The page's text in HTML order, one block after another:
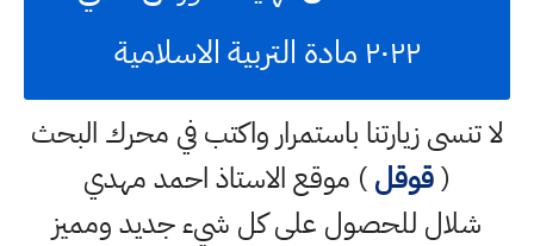
٢٠٢٢ مادة التربية الاسلامية
لا تنسى زيارتنا باستمرار واكتب في محرك البحث
(قوقل) موقع الاستاذ احمد مهدي
شلال للحصول على كل شيء جديد ومميز